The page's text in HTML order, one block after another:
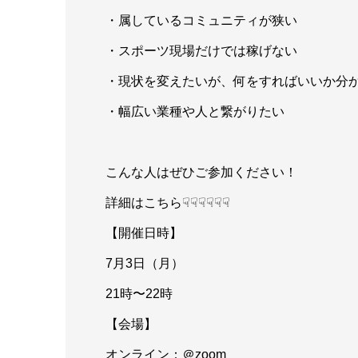
・属しているコミュニティが狭い
・スポーツ現場だけでは稼げない
・現状を変えたいが、何をすればいいか分
・幅広い業種や人と繋がりたい
こんな人はぜひご参加ください！
詳細はこちら☟☟☟☟☟☟
【開催日時】
7月3日（月）
21時〜22時
【会場】
オンライン：＠zoom